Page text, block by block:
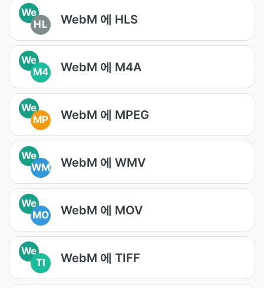
We
HL
WebM 에 HLS
We
M4
WebM 에 M4A
We
MP
WebM 에 MPEG
We
WM
WebM 에 WMV
We
MO
WebM 에 MOV
We
TI
WebM 에 TIFF